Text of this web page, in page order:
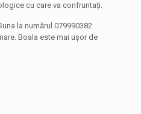
cu care va confruntați.
la numărul 079990382
Boala este mai ușor de